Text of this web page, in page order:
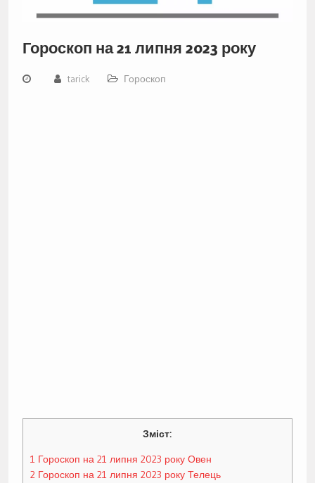
Гороскоп на 21 липня 2023 року
tarick Гороскоп
Зміст:
1 Гороскоп на 21 липня 2023 року Овен
2Гороскоп на 21 липня 2023 року Телець